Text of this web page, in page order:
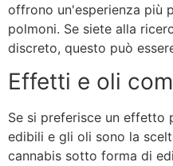
offrono un'esperienza più
polmoni. Se siete alla
discreto, questo può
Effetti e oli
Se si preferisce un effetto
edibili e gli oli sono la
cannabis sotto forma di